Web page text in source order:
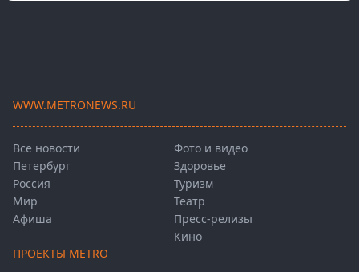
WWW.METRONEWS.RU
Все новости
Петербург
Россия
Мир
Афиша
Фото и видео
Здоровье
Туризм
Театр
Пресс-релизы
Кино
ПРОЕКТЫ METRO